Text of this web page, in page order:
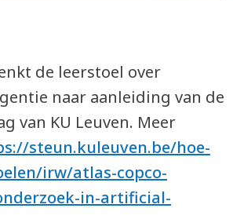
de leerstoel over
naar aanleiding van de
van KU Leuven. Meer
steun.kuleuven.be/hoe-
irw/atlas-copco-
in-artificial-